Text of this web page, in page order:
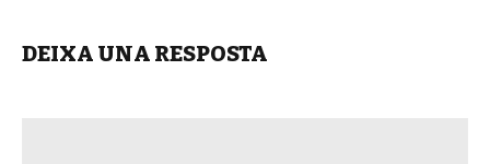
DEIXA UNA RESPOSTA